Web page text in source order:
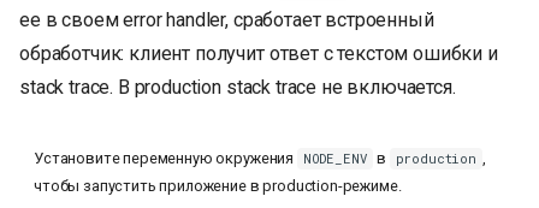
ее в своем error handler, сработает встроенный
обработчик: клиент получит ответ с текстом ошибки и
stack trace. В production stack trace не включается.
Установите переменную окружения NODE_ENV в production ,
чтобы запустить приложение в production-режиме.